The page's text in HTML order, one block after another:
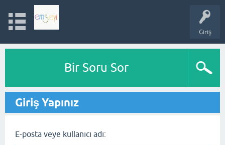
Giriş
Bir Soru Sor
Giriş Yapınız
E-posta veye kullanıcı adı: